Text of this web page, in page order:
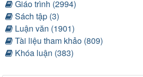
Giáo trình (2994)
Sách tập (3)
Luận văn (1901)
Tài liệu tham khảo (809)
Khóa luận (383)